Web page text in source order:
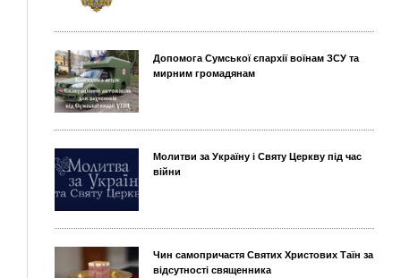
Допомога Сумської єпархії воїнам ЗСУ та
мирним громадянам
Молитви за Україну і Святу Церкву під час
війни
Чин самопричастя Святих Христових Таїн за
відсутності священника